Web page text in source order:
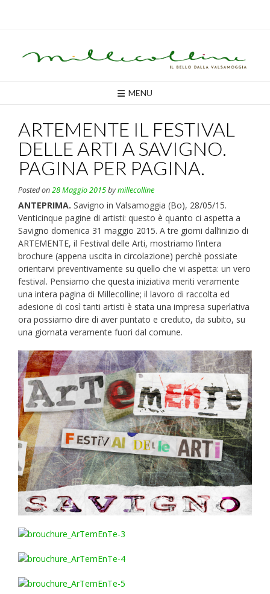
MENU
ARTEMENTE IL FESTIVAL
DELLE ARTI A SAVIGNO.
PAGINA PER PAGINA.
Posted on28 Maggio 2015bymillecolline
ANTEPRIMA. Savigno in Valsamoggia (Bo), 28/05/15.
Venticinque pagine di artisti: questo è quanto ci aspetta a
Savigno domenica 31 maggio 2015. A tre giorni dall’inizio di
ARTEMENTE, il Festival delle Arti, mostriamo l’intera
brochure (appena uscita in circolazione) perchè possiate
orientarvi preventivamente su quello che vi aspetta: un vero
festival. Pensiamo che questa iniziativa meriti veramente
una intera pagina di Millecolline; il lavoro di raccolta ed
adesione di così tanti artisti è stata una impresa superlativa
ora possiamo dire di aver puntato e creduto, da subito, su
una giornata veramente fuori dal comune.